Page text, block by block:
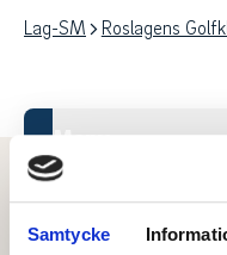
Samtycke
Lag-SM Roslagens
Meny